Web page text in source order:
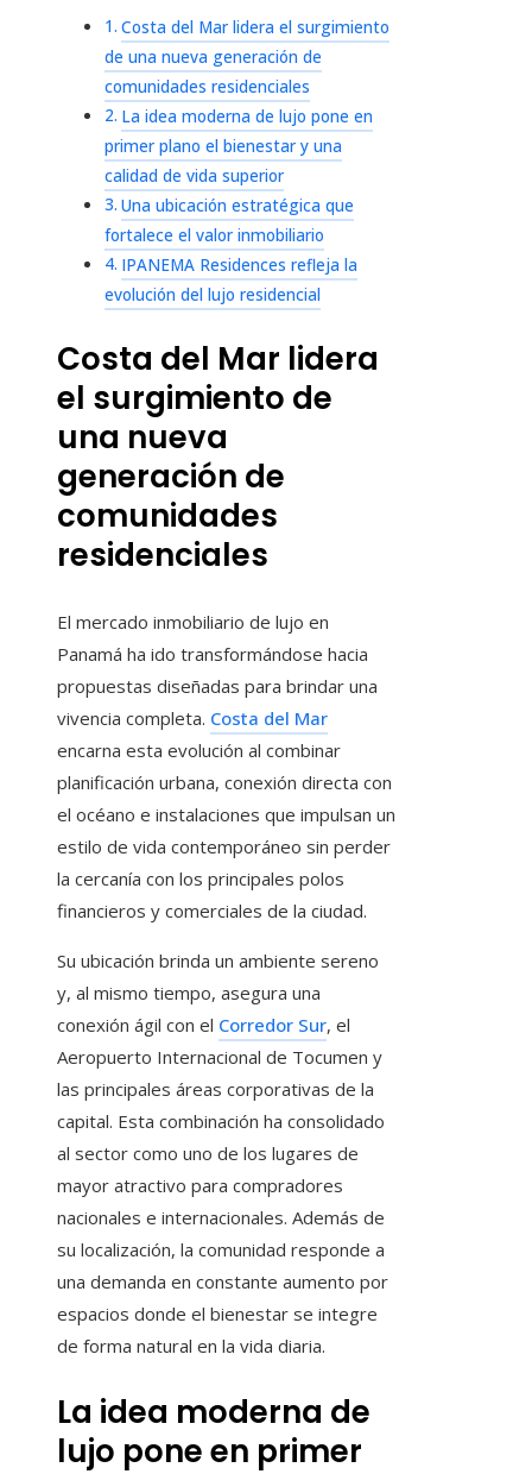
Costa del Mar lidera el surgimiento
de una nueva generación de
comunidades residenciales
La idea moderna de lujo pone en
primer plano el bienestar y una
calidad de vida superior
Una ubicación estratégica que
fortalece el valor inmobiliario
IPANEMA Residences refleja la
evolución del lujo residencial
Costa del Mar lidera
el surgimiento de
una nueva
generación de
comunidades
residenciales
El mercado inmobiliario de lujo en
Panamá ha ido transformándose hacia
propuestas diseñadas para brindar una
vivencia completa. Costa del Mar
encarna esta evolución al combinar
planificación urbana, conexión directa con
el océano e instalaciones que impulsan un
estilo de vida contemporáneo sin perder
la cercanía con los principales polos
financieros y comerciales de la ciudad.
Su ubicación brinda un ambiente sereno
y, al mismo tiempo, asegura una
conexión ágil con el Corredor Sur, el
Aeropuerto Internacional de Tocumen y
las principales áreas corporativas de la
capital. Esta combinación ha consolidado
al sector como uno de los lugares de
mayor atractivo para compradores
nacionales e internacionales. Además de
su localización, la comunidad responde a
una demanda en constante aumento por
espacios donde el bienestar se integre
de forma natural en la vida diaria.
La idea moderna de
lujo pone en primer